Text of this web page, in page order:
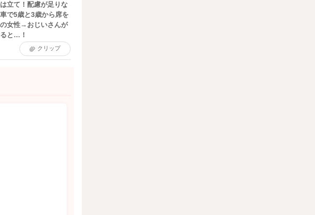
は立て！配慮が足りな
で5歳と3歳から席を
女性→おじいさんが
と…！
クリップ